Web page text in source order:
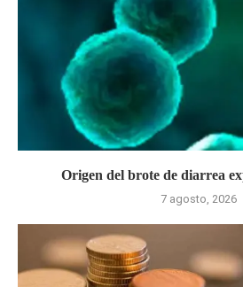
Origen del brote de diarrea
7 agosto, 2026